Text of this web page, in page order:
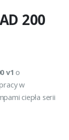
200
v1 o
w
ciepła serii